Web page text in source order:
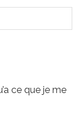
ce que je me